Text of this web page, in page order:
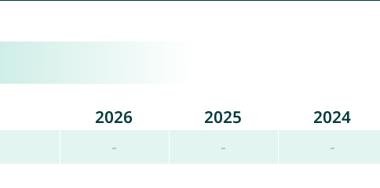
2026 2025
2024
- - -